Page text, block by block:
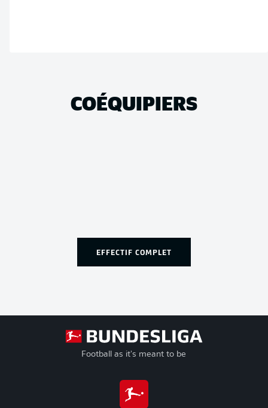
COÉQUIPIERS
EFFECTIF COMPLET
Football as it's meant to be